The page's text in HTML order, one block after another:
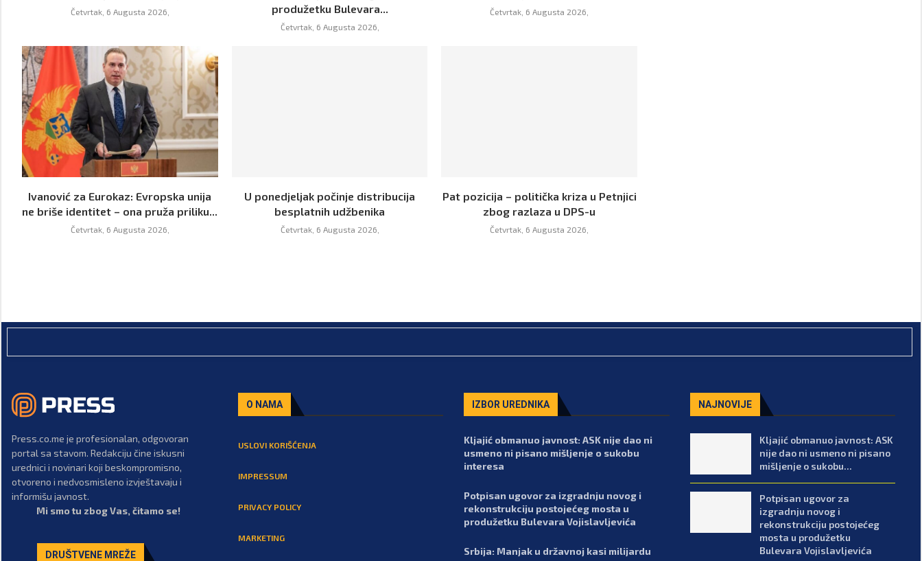
Četvrtak, 6 Augusta 2026,
produžetku Bulevara...
Četvrtak, 6 Augusta 2026,
Četvrtak, 6 Augusta 2026,
Ivanović za Eurokaz: Evropska unija
ne briše identitet – ona pruža priliku...
Četvrtak, 6 Augusta 2026,
U ponedjeljak počinje distribucija
besplatnih udžbenika
Četvrtak, 6 Augusta 2026,
Pat pozicija – politička kriza u Petnjici
zbog razlaza u DPS-u
Četvrtak, 6 Augusta 2026,
Press.co.me je profesionalan, odgovoran
portal sa stavom. Redakciju čine iskusni
urednici i novinari koji beskompromisno,
otvoreno i nedvosmisleno izvještavaju i
informišu javnost.
Mi smo tu zbog Vas, čitamo se!
DRUŠTVENE MREŽE
O NAMA
USLOVI KORIŠĆENJA
IMPRESSUM
PRIVACY POLICY
MARKETING
IZBOR UREDNIKA
Kljajić obmanuo javnost: ASK nije dao ni
usmeno ni pisano mišljenje o sukobu
interesa
Potpisan ugovor za izgradnju novog i
rekonstrukciju postojećeg mosta u
produžetku Bulevara Vojislavljevića
Srbija: Manjak u državnoj kasi milijardu
NAJNOVIJE
Kljajić obmanuo javnost: ASK
nije dao ni usmeno ni pisano
mišljenje o sukobu...
Potpisan ugovor za
izgradnju novog i
rekonstrukciju postojećeg
mosta u produžetku
Bulevara Vojislavljevića